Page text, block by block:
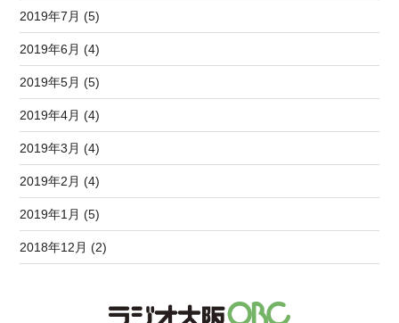
2019年7月 (5)
2019年6月 (4)
2019年5月 (5)
2019年4月 (4)
2019年3月 (4)
2019年2月 (4)
2019年1月 (5)
2018年12月 (2)